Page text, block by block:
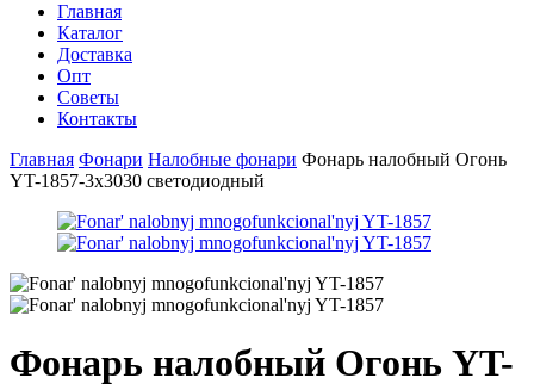
Главная
Каталог
Доставка
Опт
Советы
Контакты
Главная Фонари Налобные фонари Фонарь налобный Огонь
YT-1857-3х3030 светодиодный
Фонарь налобный Огонь YT-